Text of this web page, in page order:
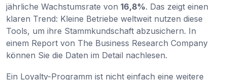
jährliche Wachstumsrate von 16,8%. Das zeigt einen
klaren Trend: Kleine Betriebe weltweit nutzen diese
Tools, um ihre Stammkundschaft abzusichern. In
einem Report von The Business Research Company
können Sie die Daten im Detail nachlesen.
Ein Loyalty-Programm ist nicht einfach eine weitere